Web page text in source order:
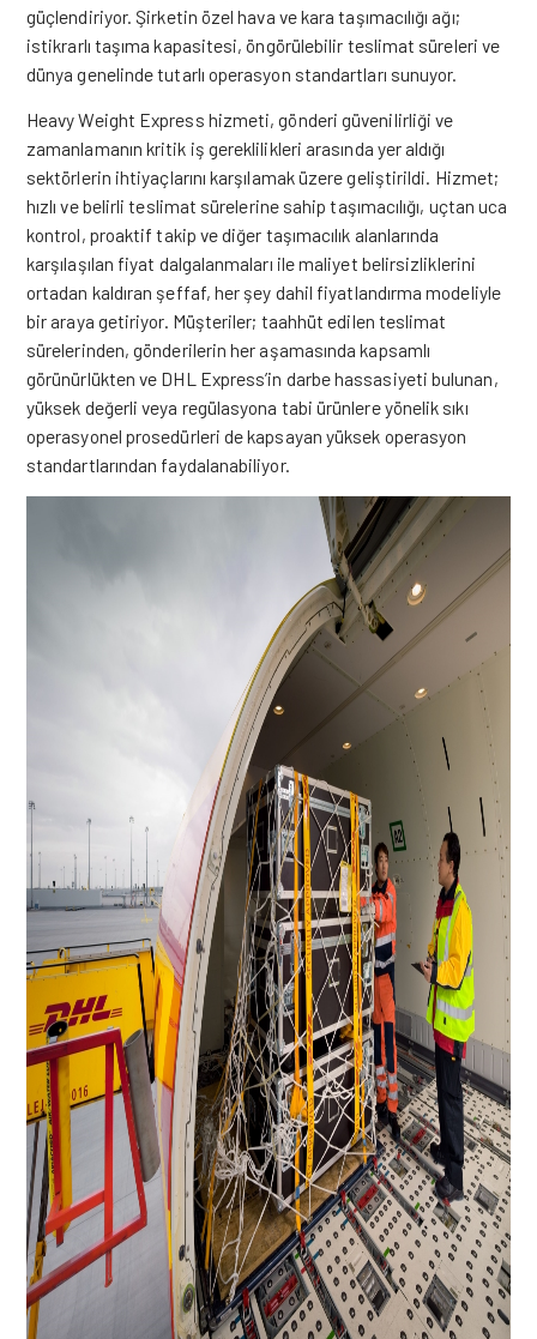
güçlendiriyor. Şirketin özel hava ve kara taşımacılığı ağı;
istikrarlı taşıma kapasitesi, öngörülebilir teslimat süreleri ve
dünya genelinde tutarlı operasyon standartları sunuyor.
Heavy Weight Express hizmeti, gönderi güvenilirliği ve
zamanlamanın kritik iş gereklilikleri arasında yer aldığı
sektörlerin ihtiyaçlarını karşılamak üzere geliştirildi. Hizmet;
hızlı ve belirli teslimat sürelerine sahip taşımacılığı, uçtan uca
kontrol, proaktif takip ve diğer taşımacılık alanlarında
karşılaşılan fiyat dalgalanmaları ile maliyet belirsizliklerini
ortadan kaldıran şeffaf, her şey dahil fiyatlandırma modeliyle
bir araya getiriyor. Müşteriler; taahhüt edilen teslimat
sürelerinden, gönderilerin her aşamasında kapsamlı
görünürlükten ve DHL Express’in darbe hassasiyeti bulunan,
yüksek değerli veya regülasyona tabi ürünlere yönelik sıkı
operasyonel prosedürleri de kapsayan yüksek operasyon
standartlarından faydalanabiliyor.